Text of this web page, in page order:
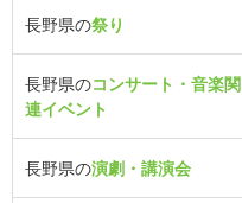
長野県の祭り
長野県のコンサート・音楽関
連イベント
長野県の演劇・講演会